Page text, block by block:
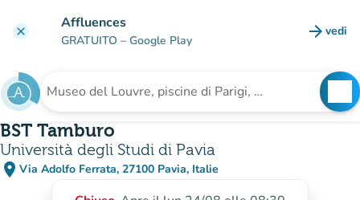
clear Affluences
GRATUITO – Google Play arrow_forward vedi
Cerca una struttura
BST Tamburo
Università degli Studi di Pavia
place Via Adolfo Ferrata, 27100 Pavia, Italie
(apri in Google Maps)
(nuova scheda)